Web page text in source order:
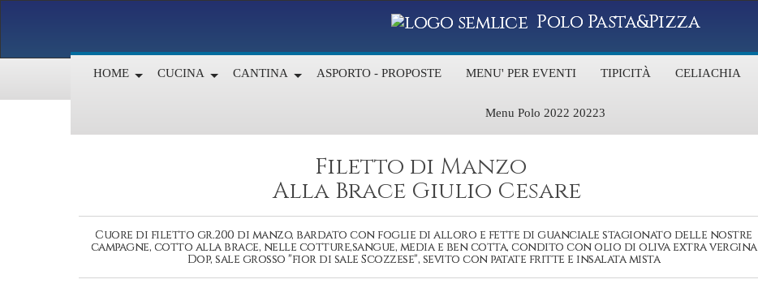
Polo Pasta&Pizza
HOME CUCINA CANTINA ASPORTO - PROPOSTE MENU' PER EVENTI TIPICITÀ CELIACHIA
Menu Polo 2022 20223
Filetto di Manzo
Alla Brace Giulio Cesare
Cuore di filetto gr.200 di manzo, bardato con foglie di alloro e fette di guanciale stagionato delle nostre
campagne, cotto alla brace, nelle cotture,sangue, media e ben cotta, condito con olio di oliva extra vergina
Dop, sale grosso "fior di sale Scozzese", sevito con patate fritte e insalata mista